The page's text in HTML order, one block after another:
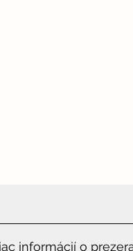
informácií o